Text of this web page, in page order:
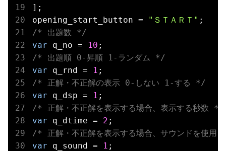
];
opening_start_button =
"ＳＴＡＲＴ"
/* 出題数 */
var q_no = 10
/* 出題順 0-昇順 1-ランダム */
var q_rnd = 1
/* 正解・不正解の表示 0-しない 1-する */
var q_dsp = 1
/* 正解・不正解を表示する場合、表示する秒数 */
var q_dtime = 2
/* 正解・不正解を表示する場合、サウンドを使
var q_sound = 1